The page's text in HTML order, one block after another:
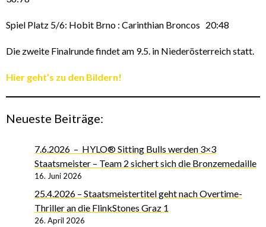
Spiel Platz 5/6: Hobit Brno : Carinthian Broncos 20:48
Die zweite Finalrunde findet am 9.5. in Niederösterreich statt.
Hier geht’s zu den Bildern!
Neueste Beiträge:
7.6.2026 – HYLO® Sitting Bulls werden 3×3
Staatsmeister – Team 2 sichert sich die Bronzemedaille
16. Juni 2026
25.4.2026 – Staatsmeistertitel geht nach Overtime-
Thriller an die FlinkStones Graz 1
26. April 2026